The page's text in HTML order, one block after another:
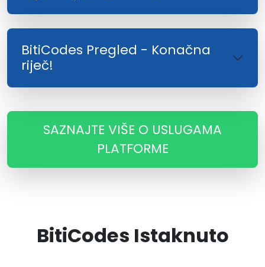
BitiCodes Pregled - Konačna
riječ!
SAZNAJTE VIŠE O USLUGAMA
PLATFORME
BitiCodes Istaknuto